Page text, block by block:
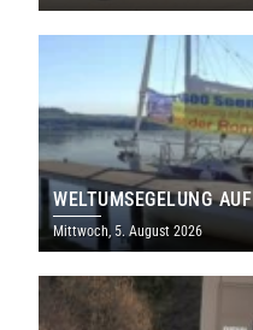
WELTUMSEGELUNG
Mittwoch, 5. August 2026